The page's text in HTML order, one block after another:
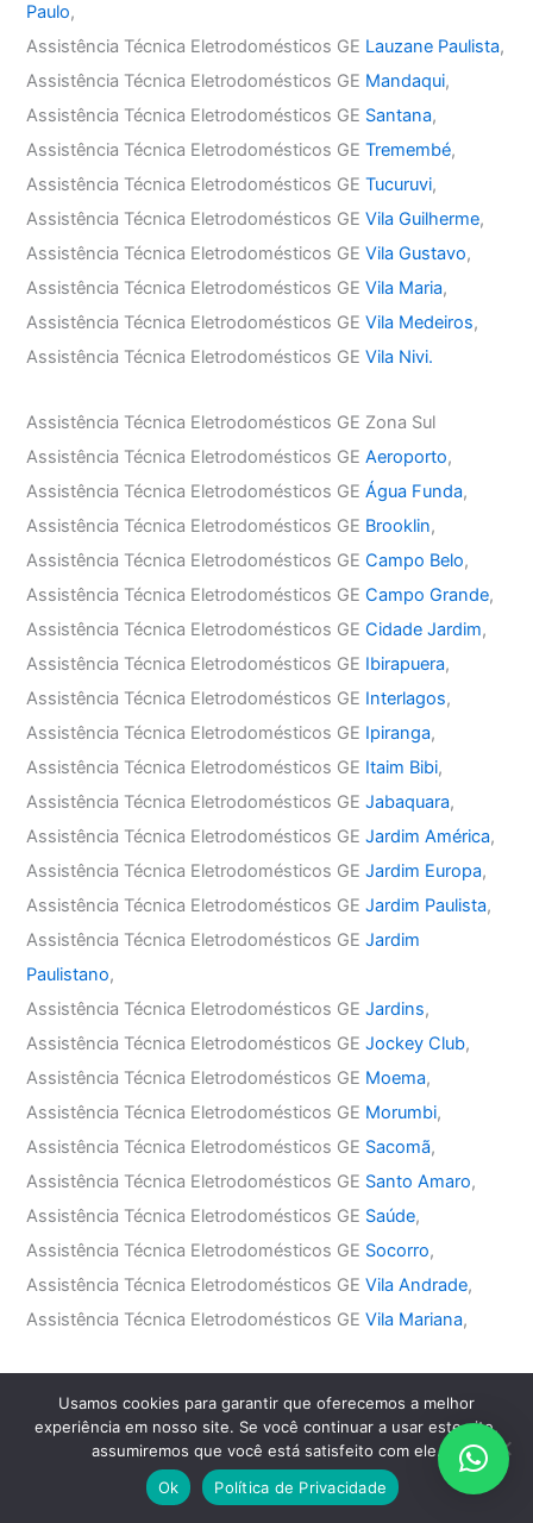
Paulo,
Assistência Técnica Eletrodomésticos GE Lauzane Paulista,
Assistência Técnica Eletrodomésticos GE Mandaqui,
Assistência Técnica Eletrodomésticos GE Santana,
Assistência Técnica Eletrodomésticos GETremembé,
Assistência Técnica Eletrodomésticos GETucuruvi,
Assistência Técnica Eletrodomésticos GEVila Guilherme,
Assistência Técnica Eletrodomésticos GEVila Gustavo,
Assistência Técnica Eletrodomésticos GEVila Maria,
Assistência Técnica Eletrodomésticos GEVila Medeiros,
Assistência Técnica Eletrodomésticos GEVila Nivi.
Assistência Técnica Eletrodomésticos GE Zona Sul
Assistência Técnica Eletrodomésticos GEAeroporto,
Assistência Técnica Eletrodomésticos GEÁgua Funda,
Assistência Técnica Eletrodomésticos GE Brooklin,
Assistência Técnica Eletrodomésticos GECampo Belo,
Assistência Técnica Eletrodomésticos GECampo Grande,
Assistência Técnica Eletrodomésticos GECidade Jardim,
Assistência Técnica Eletrodomésticos GE Ibirapuera,
Assistência Técnica Eletrodomésticos GE Interlagos,
Assistência Técnica Eletrodomésticos GE Ipiranga,
Assistência Técnica Eletrodomésticos GE Itaim Bibi,
Assistência Técnica Eletrodomésticos GEJabaquara,
Assistência Técnica Eletrodomésticos GEJardim América,
Assistência Técnica Eletrodomésticos GEJardim Europa,
Assistência Técnica Eletrodomésticos GEJardim Paulista,
Assistência Técnica Eletrodomésticos GEJardim
Paulistano,
Assistência Técnica Eletrodomésticos GEJardins,
Assistência Técnica Eletrodomésticos GEJockey Club,
Assistência Técnica Eletrodomésticos GE Moema,
Assistência Técnica Eletrodomésticos GE Morumbi,
Assistência Técnica Eletrodomésticos GE Sacomã,
Assistência Técnica Eletrodomésticos GE Santo Amaro,
Assistência Técnica Eletrodomésticos GE Saúde,
Assistência Técnica Eletrodomésticos GE Socorro,
Assistência Técnica Eletrodomésticos GEVila Andrade,
Assistência Técnica Eletrodomésticos GEVila Mariana,
Assistência Técnica Eletrodomésticos GE Água Rasa
Assistência Técnica Eletrodomésticos GEAnália Franco,
Assistência Técnica Eletrodomésticos GEAricanduva,
Usamos cookies para garantir que oferecemos a melhor
experiência em nosso site. Se você continuar a usar este site,
assumiremos que você está satisfeito com ele.
Ok
Política de Privacidade